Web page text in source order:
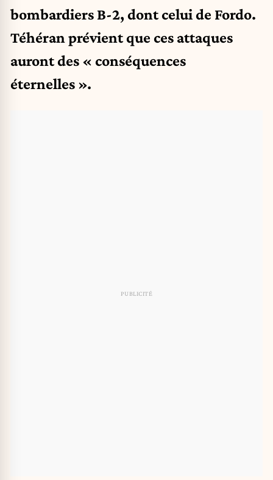
bombardiers B-2, dont celui de Fordo.
Téhéran prévient que ces attaques
auront des « conséquences
éternelles ».